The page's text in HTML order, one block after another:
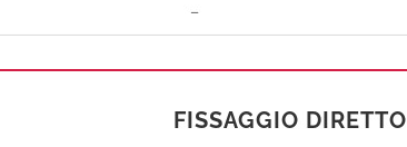
–
FISSAGGIO DIRETTO